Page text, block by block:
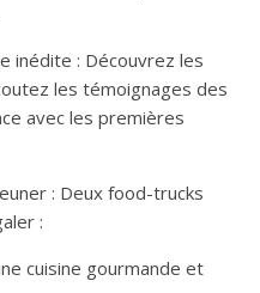
inédite : Découvrez les
les témoignages des
avec les premières
: Deux food-trucks
:
cuisine gourmande et